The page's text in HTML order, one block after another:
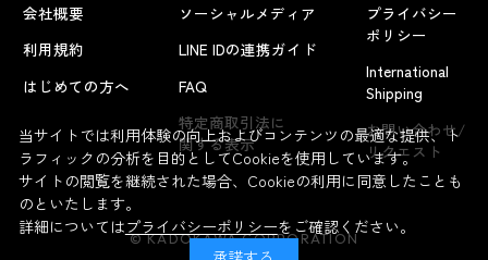
会社概要
利用規約
はじめての方へ
ソーシャルメディア
LINE IDの連携ガイド
FAQ
特定商取引法に
関する表示
プライバシー
ポリシー
International
Shipping
お問い合わせ/
リクエスト
© KADOKAWA CORPORATION
当サイトでは利用体験の向上およびコンテンツの最適な提供、ト
ラフィックの分析を目的としてCookieを使用しています。
サイトの閲覧を継続された場合、Cookieの利用に同意したことも
のといたします。
詳細についてはプライバシーポリシーをご確認ください。